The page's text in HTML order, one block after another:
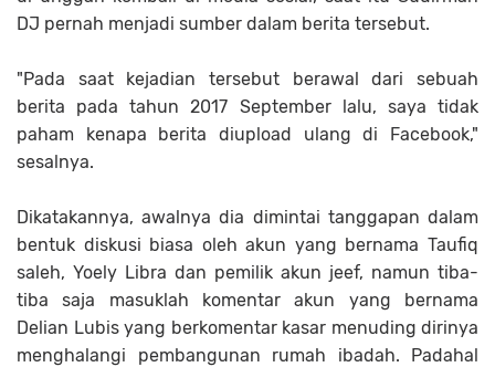
DJ pernah menjadi sumber dalam berita tersebut.
"Pada saat kejadian tersebut berawal dari sebuah
berita pada tahun 2017 September lalu, saya tidak
paham kenapa berita diupload ulang di Facebook,"
sesalnya.
Dikatakannya, awalnya dia dimintai tanggapan dalam
bentuk diskusi biasa oleh akun yang bernama Taufiq
saleh, Yoely Libra dan pemilik akun jeef, namun tiba-
tiba saja masuklah komentar akun yang bernama
Delian Lubis yang berkomentar kasar menuding dirinya
menghalangi pembangunan rumah ibadah. Padahal